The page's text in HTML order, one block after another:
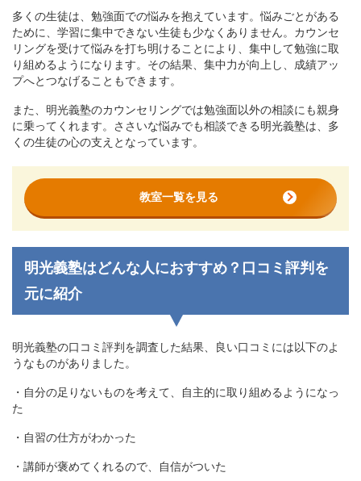
多くの生徒は、勉強面での悩みを抱えています。悩みごとがある
ために、学習に集中できない生徒も少なくありません。カウンセ
リングを受けて悩みを打ち明けることにより、集中して勉強に取
り組めるようになります。その結果、集中力が向上し、成績アッ
プへとつなげることもできます。
また、明光義塾のカウンセリングでは勉強面以外の相談にも親身
に乗ってくれます。ささいな悩みでも相談できる明光義塾は、多
くの生徒の心の支えとなっています。
教室一覧を見る
明光義塾はどんな人におすすめ？口コミ評判を
元に紹介
明光義塾の口コミ評判を調査した結果、良い口コミには以下のよ
うなものがありました。
・自分の足りないものを考えて、自主的に取り組めるようになっ
た
・自習の仕方がわかった
・講師が褒めてくれるので、自信がついた